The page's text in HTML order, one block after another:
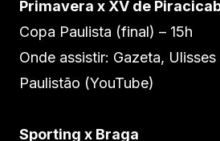
Primavera x XV de
Copa Paulista (final) – 15h
Onde assistir: Gazeta,
Paulistão (YouTube)
Sporting x Braga